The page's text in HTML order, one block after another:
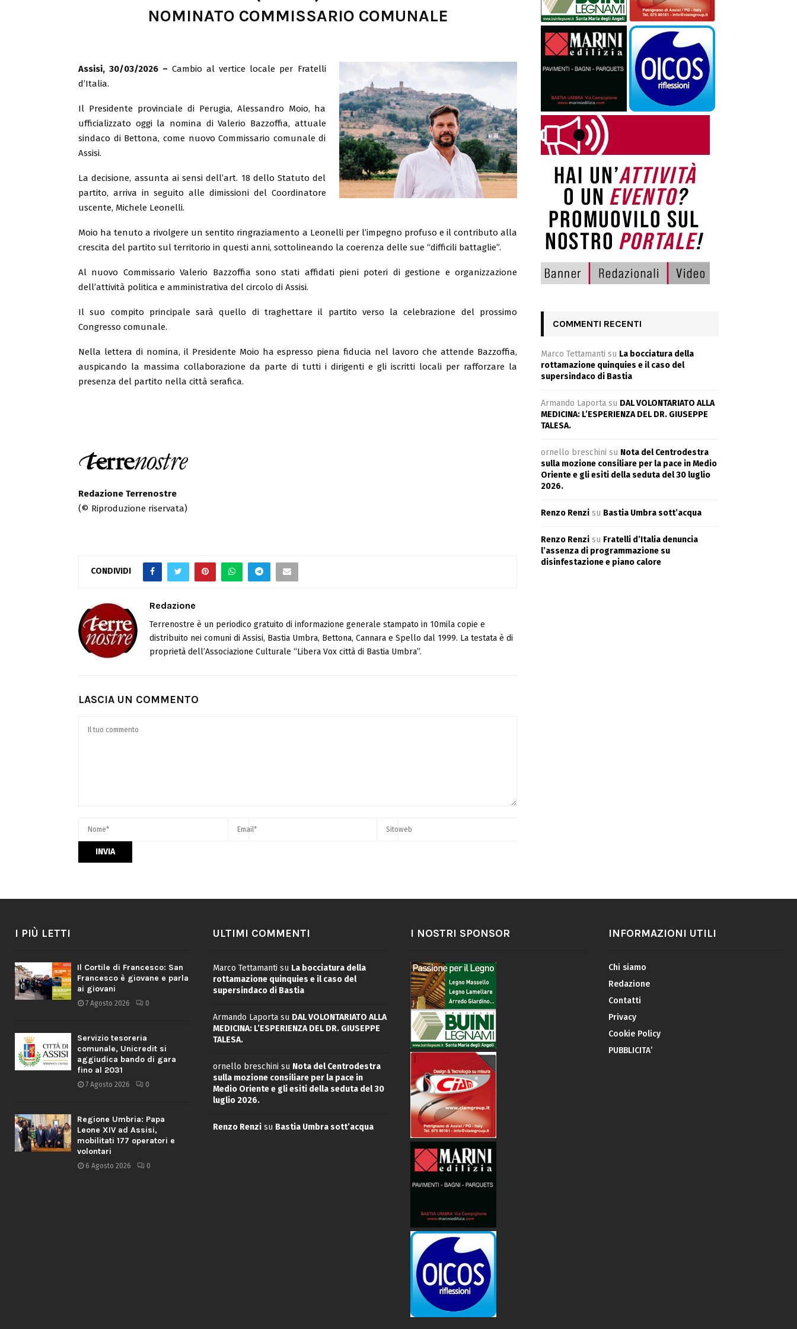
NOMINATO COMMISSARIO COMUNALE
Assisi, 30/03/2026 –Cambio al vertice locale per Fratelli
d’Italia.
Il Presidente provinciale di Perugia, Alessandro Moio, ha
ufficializzato oggi la nomina di Valerio Bazzoffia, attuale
sindaco di Bettona, come nuovo Commissario comunale di
Assisi.
La decisione, assunta ai sensi dell’art. 18 dello Statuto del
partito, arriva in seguito alle dimissioni del Coordinatore
uscente, Michele Leonelli.
Moio ha tenuto a rivolgere un sentito ringraziamento a Leonelli per l’impegno profuso e il contributo alla
crescita del partito sul territorio in questi anni, sottolineando la coerenza delle sue “difficili battaglie”.
Al nuovo Commissario Valerio Bazzoffia sono stati affidati pieni poteri di gestione e organizzazione
dell’attività politica e amministrativa del circolo di Assisi.
Il suo compito principale sarà quello di traghettare il partito verso la celebrazione del prossimo
Congresso comunale.
Nella lettera di nomina, il Presidente Moio ha espresso piena fiducia nel lavoro che attende Bazzoffia,
auspicando la massima collaborazione da parte di tutti i dirigenti e gli iscritti locali per rafforzare la
presenza del partito nella città serafica.
Redazione Terrenostre
(© Riproduzione riservata)
CONDIVIDI
Redazione
Terrenostre è un periodico gratuito di informazione generale stampato in 10mila copie e
distribuito nei comuni di Assisi, Bastia Umbra, Bettona, Cannara e Spello dal 1999. La testata è di
proprietà dell’Associazione Culturale “Libera Vox città di Bastia Umbra”.
LASCIA UN COMMENTO
COMMENTI RECENTI
Marco Tettamanti su La bocciatura della
rottamazione quinquies e il caso del
supersindaco di Bastia
Armando Laporta su DAL VOLONTARIATO ALLA
MEDICINA: L’ESPERIENZA DEL DR. GIUSEPPE
TALESA.
ornello breschini su Nota del Centrodestra
sulla mozione consiliare per la pace in Medio
Oriente e gli esiti della seduta del 30 luglio
2026.
Renzo Renzi su Bastia Umbra sott’acqua
Renzo Renzi su Fratelli d’Italia denuncia
l’assenza di programmazione su
disinfestazione e piano calore
I PIÙ LETTI
Il Cortile di Francesco: San
Francesco è giovane e parla
ai giovani
7 Agosto 2026 0
Servizio tesoreria
comunale, Unicredit si
aggiudica bando di gara
fino al 2031
7 Agosto 2026 0
Regione Umbria: Papa
Leone XIV ad Assisi,
mobilitati 177 operatori e
volontari
6 Agosto 2026 0
ULTIMI COMMENTI
Marco Tettamanti su La bocciatura della
rottamazione quinquies e il caso del
supersindaco di Bastia
Armando Laportasu DAL VOLONTARIATO ALLA
MEDICINA: L’ESPERIENZA DEL DR. GIUSEPPE
TALESA.
ornello breschini su Nota del Centrodestra
sulla mozione consiliare per la pace in
Medio Oriente e gli esiti della seduta del 30
luglio 2026.
Renzo Renzisu Bastia Umbra sott’acqua
I NOSTRI SPONSOR INFORMAZIONI UTILI
Chi siamo
Redazione
Contatti
Privacy
Cookie Policy
PUBBLICITA’